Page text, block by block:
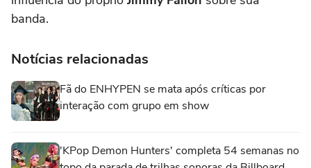
banda.
Notícias relacionadas
Fã do ENHYPEN se mata após críticas por
interação com grupo em show
'KPop Demon Hunters' completa 54 semanas no